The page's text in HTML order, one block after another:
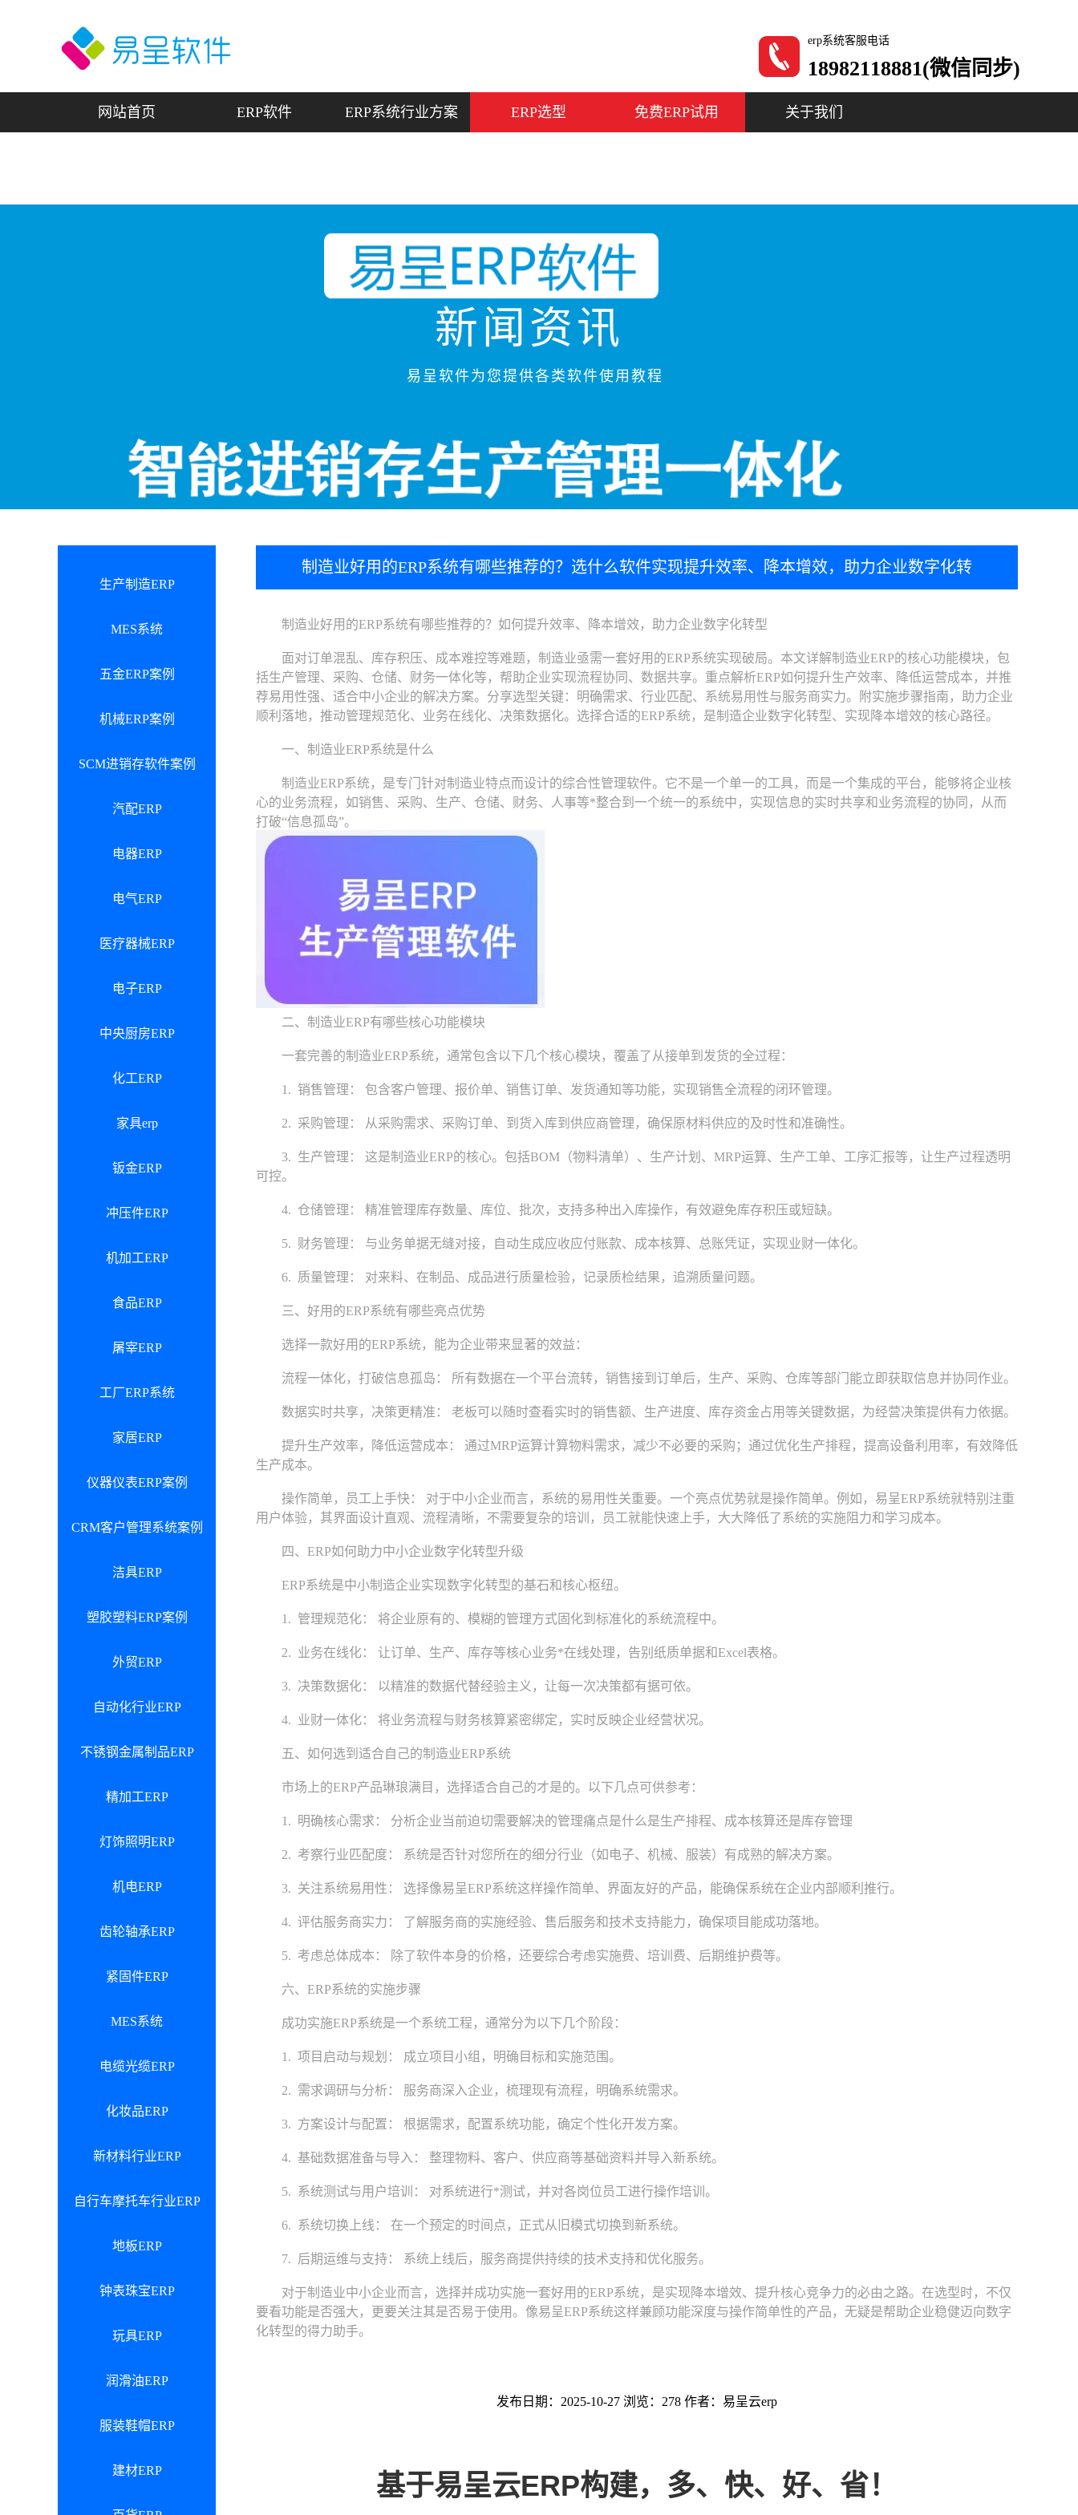
erp系统客服电话
18982118881(微信同步)
网站首页 ERP软件 ERP系统行业方案 ERP选型 免费ERP试用 关于我们
新闻资讯
易呈软件为您提供各类软件使用教程
生产制造ERP
MES系统
五金ERP案例
机械ERP案例
SCM进销存软件案例
汽配ERP
电器ERP
电气ERP
医疗器械ERP
电子ERP
中央厨房ERP
化工ERP
家具erp
钣金ERP
冲压件ERP
机加工ERP
食品ERP
屠宰ERP
工厂ERP系统
家居ERP
仪器仪表ERP案例
CRM客户管理系统案例
洁具ERP
塑胶塑料ERP案例
外贸ERP
自动化行业ERP
不锈钢金属制品ERP
精加工ERP
灯饰照明ERP
机电ERP
齿轮轴承ERP
紧固件ERP
MES系统
电缆光缆ERP
化妆品ERP
新材料行业ERP
自行车摩托车行业ERP
地板ERP
钟表珠宝ERP
玩具ERP
润滑油ERP
服装鞋帽ERP
建材ERP
制造业好用的ERP系统有哪些推荐的？选什么软件实现提升效率、降本增效，助力企业数字化转
制造业好用的ERP系统有哪些推荐的？如何提升效率、降本增效，助力企业数字化转型
面对订单混乱、库存积压、成本难控等难题，制造业亟需一套好用的ERP系统实现破局。本文详解制造业ERP的核心功能模块，包
括生产管理、采购、仓储、财务一体化等，帮助企业实现流程协同、数据共享。重点解析ERP如何提升生产效率、降低运营成本，并推
荐易用性强、适合中小企业的解决方案。分享选型关键：明确需求、行业匹配、系统易用性与服务商实力。附实施步骤指南，助力企业
顺利落地，推动管理规范化、业务在线化、决策数据化。选择合适的ERP系统，是制造企业数字化转型、实现降本增效的核心路径。
一、制造业ERP系统是什么
制造业ERP系统，是专门针对制造业特点而设计的综合性管理软件。它不是一个单一的工具，而是一个集成的平台，能够将企业核
心的业务流程，如销售、采购、生产、仓储、财务、人事等*整合到一个统一的系统中，实现信息的实时共享和业务流程的协同，从而
打破“信息孤岛”。
二、制造业ERP有哪些核心功能模块
一套完善的制造业ERP系统，通常包含以下几个核心模块，覆盖了从接单到发货的全过程：
1. 销售管理： 包含客户管理、报价单、销售订单、发货通知等功能，实现销售全流程的闭环管理。
2. 采购管理： 从采购需求、采购订单、到货入库到供应商管理，确保原材料供应的及时性和准确性。
3. 生产管理： 这是制造业ERP的核心。包括BOM（物料清单）、生产计划、MRP运算、生产工单、工序汇报等，让生产过程透明
可控。
4. 仓储管理： 精准管理库存数量、库位、批次，支持多种出入库操作，有效避免库存积压或短缺。
5. 财务管理： 与业务单据无缝对接，自动生成应收应付账款、成本核算、总账凭证，实现业财一体化。
6. 质量管理： 对来料、在制品、成品进行质量检验，记录质检结果，追溯质量问题。
三、好用的ERP系统有哪些亮点优势
选择一款好用的ERP系统，能为企业带来显著的效益：
流程一体化，打破信息孤岛： 所有数据在一个平台流转，销售接到订单后，生产、采购、仓库等部门能立即获取信息并协同作业。
数据实时共享，决策更精准： 老板可以随时查看实时的销售额、生产进度、库存资金占用等关键数据，为经营决策提供有力依据。
提升生产效率，降低运营成本： 通过MRP运算计算物料需求，减少不必要的采购；通过优化生产排程，提高设备利用率，有效降低
生产成本。
操作简单，员工上手快： 对于中小企业而言，系统的易用性关重要。一个亮点优势就是操作简单。例如，易呈ERP系统就特别注重
用户体验，其界面设计直观、流程清晰，不需要复杂的培训，员工就能快速上手，大大降低了系统的实施阻力和学习成本。
四、ERP如何助力中小企业数字化转型升级
ERP系统是中小制造企业实现数字化转型的基石和核心枢纽。
1. 管理规范化： 将企业原有的、模糊的管理方式固化到标准化的系统流程中。
2. 业务在线化： 让订单、生产、库存等核心业务*在线处理，告别纸质单据和Excel表格。
3. 决策数据化： 以精准的数据代替经验主义，让每一次决策都有据可依。
4. 业财一体化： 将业务流程与财务核算紧密绑定，实时反映企业经营状况。
五、如何选到适合自己的制造业ERP系统
市场上的ERP产品琳琅满目，选择适合自己的才是的。以下几点可供参考：
1. 明确核心需求： 分析企业当前迫切需要解决的管理痛点是什么是生产排程、成本核算还是库存管理
2. 考察行业匹配度： 系统是否针对您所在的细分行业（如电子、机械、服装）有成熟的解决方案。
3. 关注系统易用性： 选择像易呈ERP系统这样操作简单、界面友好的产品，能确保系统在企业内部顺利推行。
4. 评估服务商实力： 了解服务商的实施经验、售后服务和技术支持能力，确保项目能成功落地。
5. 考虑总体成本： 除了软件本身的价格，还要综合考虑实施费、培训费、后期维护费等。
六、ERP系统的实施步骤
成功实施ERP系统是一个系统工程，通常分为以下几个阶段：
1. 项目启动与规划： 成立项目小组，明确目标和实施范围。
2. 需求调研与分析： 服务商深入企业，梳理现有流程，明确系统需求。
3. 方案设计与配置： 根据需求，配置系统功能，确定个性化开发方案。
4. 基础数据准备与导入： 整理物料、客户、供应商等基础资料并导入新系统。
5. 系统测试与用户培训： 对系统进行*测试，并对各岗位员工进行操作培训。
6. 系统切换上线： 在一个预定的时间点，正式从旧模式切换到新系统。
7. 后期运维与支持： 系统上线后，服务商提供持续的技术支持和优化服务。
对于制造业中小企业而言，选择并成功实施一套好用的ERP系统，是实现降本增效、提升核心竞争力的必由之路。在选型时，不仅
要看功能是否强大，更要关注其是否易于使用。像易呈ERP系统这样兼顾功能深度与操作简单性的产品，无疑是帮助企业稳健迈向数字
化转型的得力助手。
发布日期：2025-10-27 浏览：278 作者：易呈云erp
基于易呈云ERP构建，多、快、好、省！